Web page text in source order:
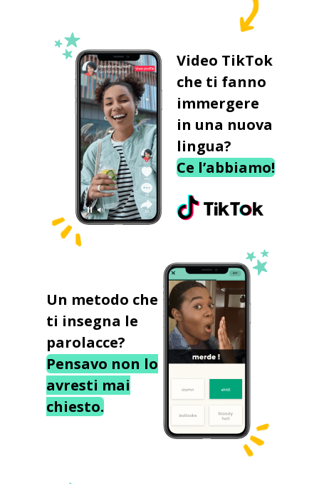
Video TikTok
che ti fanno
immergere
in una nuova
lingua?
Ce l’abbiamo!
Un metodo che
ti insegna le
parolacce?
Pensavo non lo
avresti mai
chiesto.